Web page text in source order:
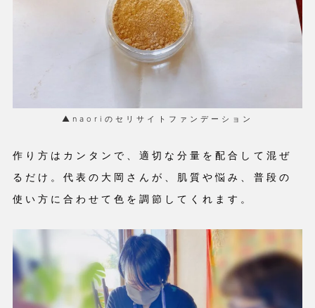
▲naoriのセリサイトファンデーション
作り方はカンタンで、適切な分量を配合して混ぜ
るだけ。代表の大岡さんが、肌質や悩み、普段の
使い方に合わせて色を調節してくれます。